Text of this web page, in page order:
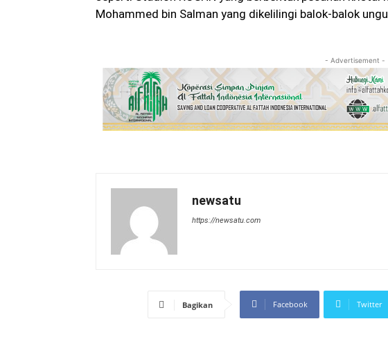
Mohammed bin Salman yang dikelilingi balok-balok
- Advertisement -
newsatu
https://newsatu.com
Bagikan Facebook Twitter